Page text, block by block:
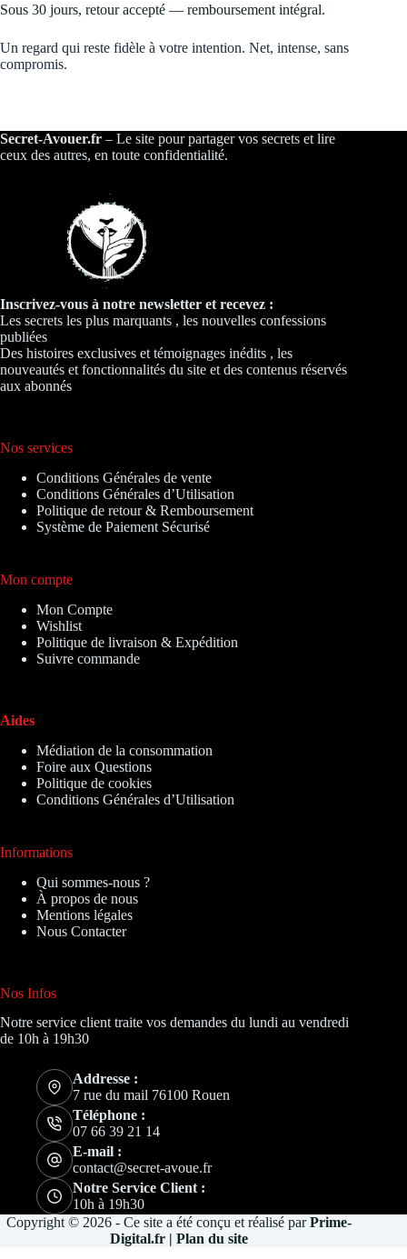
Sous 30 jours, retour accepté — remboursement intégral.
Un regard qui reste fidèle à votre intention. Net, intense, sans
compromis.
Secret-Avouer.fr – Le site pour partager vos secrets et lire
ceux des autres, en toute confidentialité.
Inscrivez-vous à notre newsletter et recevez :
Les secrets les plus marquants , les nouvelles confessions
publiées
Des histoires exclusives et témoignages inédits , les
nouveautés et fonctionnalités du site et des contenus réservés
aux abonnés
Nos services
Conditions Générales de vente
Conditions Générales d’Utilisation
Politique de retour & Remboursement
Système de Paiement Sécurisé
Mon compte
Mon Compte
Wishlist
Politique de livraison & Expédition
Suivre commande
Aides
Médiation de la consommation
Foire aux Questions
Politique de cookies
Conditions Générales d’Utilisation
Informations
Qui sommes-nous ?
À propos de nous
Mentions légales
Nous Contacter
Nos Infos
Notre service client traite vos demandes du lundi au vendredi
de 10h à 19h30
Addresse :
7 rue du mail 76100 Rouen
Téléphone :
07 66 39 21 14
E-mail :
contact@secret-avoue.fr
Notre Service Client :
10h à 19h30
Copyright © 2026 - Ce site a été conçu et réalisé parPrime-
Digital.fr |Plan du site